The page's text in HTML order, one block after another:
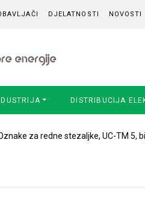
DJELATNOSTI NOVOSTI
DISTRIBUCIJA
za redne stezaljke, UC-TM 5,